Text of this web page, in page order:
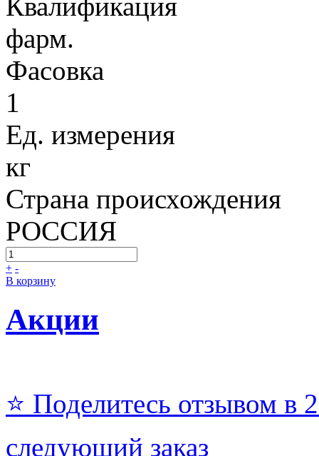
фарм.
Фасовка
1
Ед. измерения
кг
Страна происхождения
РОССИЯ
+ -
В корзину
Акции
⭐ Поделитесь отзывом
следующий заказ